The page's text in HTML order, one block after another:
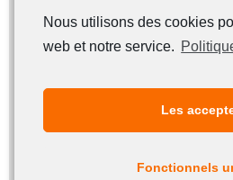
Nous utilisons des cookies
web et notre service.
Les
Fonctionnels
Z.I. Athélia II
13600 La Ciotat